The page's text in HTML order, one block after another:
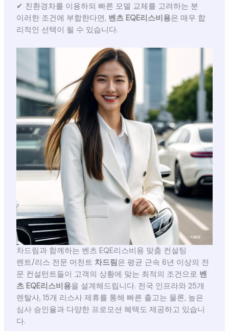
✔ 친환경차를 이용하되 빠른 모델 교체를 고려하는 분
이러한 조건에 부합한다면, 벤츠 EQE리스비용은 매우 합
리적인 선택이 될 수 있습니다.
차드림과 함께하는 벤츠 EQE리스비용 맞춤 컨설팅
렌트/리스 전문 머천트 차드림 은 평균 근속 6년 이상의 전
문 컨설턴트들이 고객의 상황에 맞는 최적의 조건으로 벤
츠 EQE리스비용을 설계해드립니다. 전국 인프라와 25개
렌탈사, 15개 리스사 제휴를 통해 빠른 출고는 물론, 높은
심사 승인율과 다양한 프로모션 혜택도 제공하고 있습니
다.